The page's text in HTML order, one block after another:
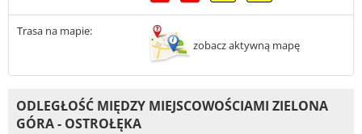
Trasa na mapie:
zobacz aktywną mapę
ODLEGŁOŚĆ MIĘDZY MIEJSCOWOŚCIAMI ZIELONA
GÓRA - OSTROŁĘKA